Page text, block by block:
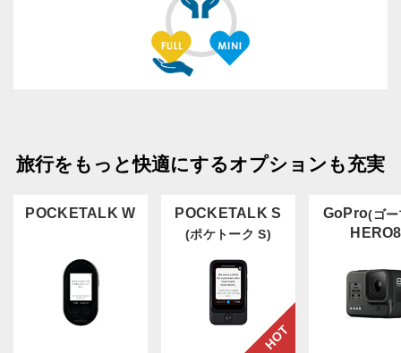
旅行をもっと快適にするオプションも充実
POCKETALK W POCKETALK S
(ポケトーク S)
HOT
GoPro(ゴ
HERO8